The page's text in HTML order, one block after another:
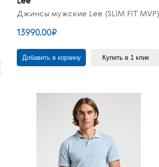
Джинсы мужские Lee (SLIM FIT MVP)
13990.00₽
Добавить в корзину Купить в 1 клик